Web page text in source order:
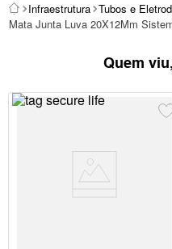
Infraestrutura Tubos e
Mata Junta Luva 20X12Mm
Quem